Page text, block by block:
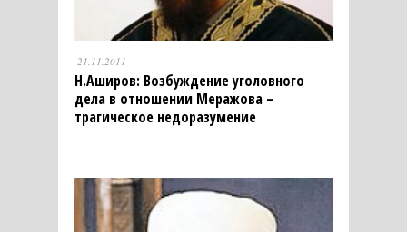
21.11.2011
Н.Аширов: Возбуждение уголовного
дела в отношении Меражова –
трагическое недоразумение